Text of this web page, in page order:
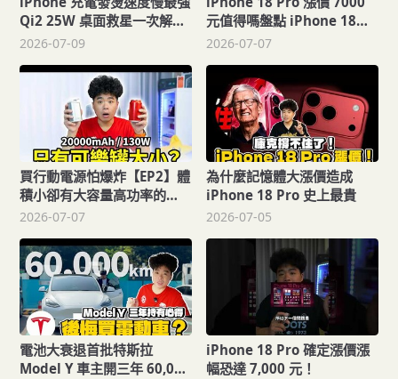
Qi2 25W 桌面救星一次解
決！ESR iPhone 17 三合一
2026-07-09
元值得嗎盤點 iPhone 18
Pro 新規格價值！分析等
iPhone 17 Pro 的優缺點好
處
2026-07-07
買行動電源怕爆炸【EP2】體
積小卻有大容量高功率的
130W 行動電源！
20,000 mAh 開箱！
2026-07-07
為什麼記憶體大漲價造成
iPhone 18 Pro 史上最貴
2026-07-05
電池大衰退首批特斯拉
Model Y 車主開三年 60,000
iPhone 18 Pro 確定漲價漲
幅恐達 7,000 元！